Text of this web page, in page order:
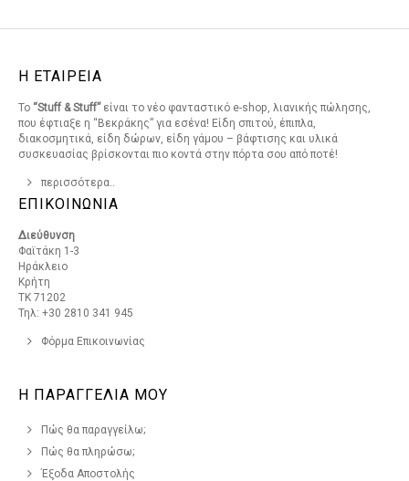
Η ΕΤΑΙΡΕΙΑ
Το “Stuff & Stuff”είναι το νέο φανταστικό e-shop, λιανικής πώλησης,
που έφτιαξε η “Βεκράκης” για εσένα! Είδη σπιτού, έπιπλα,
διακοσμητικά, είδη δώρων, είδη γάμου – βάφτισης και υλικά
συσκευασίας βρίσκονται πιο κοντά στην πόρτα σου από ποτέ!
περισσότερα..
ΕΠΙΚΟΙΝΩΝΙΑ
Διεύθυνση
Φαϊτάκη 1-3
Ηράκλειο
Κρήτη
ΤΚ 71202
Τηλ: +30 2810 341 945
Φόρμα Επικοινωνίας
Η ΠΑΡΑΓΓΕΛΙΑ ΜΟΥ
Πώς θα παραγγείλω;
Πώς θα πληρώσω;
Έξοδα Αποστολής